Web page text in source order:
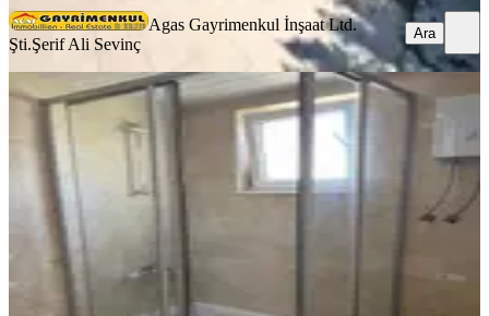
Agas Gayrimenkul İnşaat Ltd.
Şti.Şerif Ali Sevinç
Ara
Belek Kadriyede Havuzlu Villa 10 000
Tl
Serik, Kadriye Mahallesi
MAY EMLAK EYUP PROPERTY